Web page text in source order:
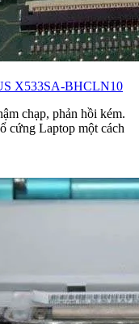
X533SA-BHCLN10
chạp, phản hồi kém.
cứng Laptop một cách